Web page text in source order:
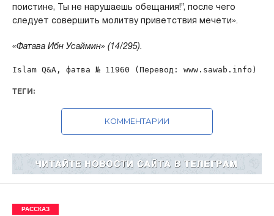
поистине, Ты не нарушаешь обещания!”, после чего
следует совершить молитву приветствия мечети».
«Фатава Ибн Усаймин» (14/295).
Islam Q&A, фатва № 11960 (Перевод: www.sawab.info)
ТЕГИ:
КОММЕНТАРИИ
РАССКАЗ